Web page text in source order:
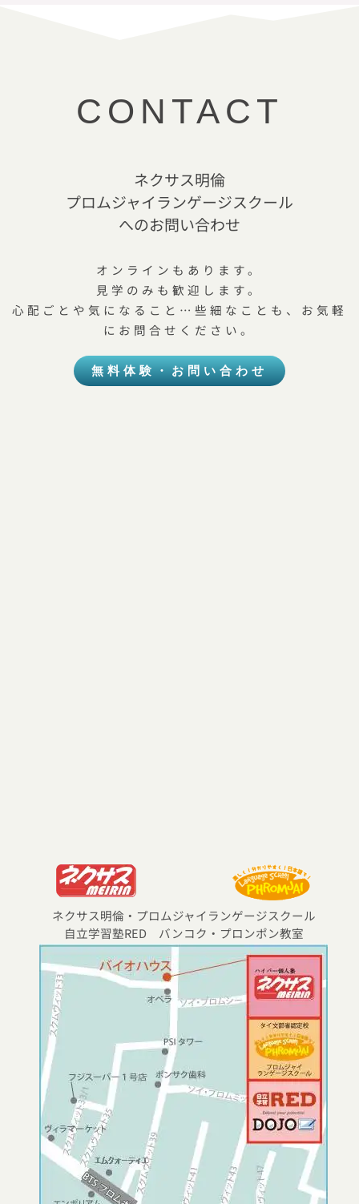
CONTACT
ネクサス明倫
プロムジャイランゲージスクール
へのお問い合わせ
オンラインもあります。
見学のみも歓迎します。
心配ごとや気になること…些細なことも、お気軽
にお問合せください。
無料体験・お問い合わせ
ネクサス明倫・プロムジャイランゲージスクール
自立学習塾RED バンコク・プロンポン教室